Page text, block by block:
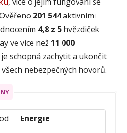
201 544aktivními
4,8 z 5 hvězdiček
ve více než 11 000
schopná zachytit a ukončit
všech nebezpečných hovorů.
Energie